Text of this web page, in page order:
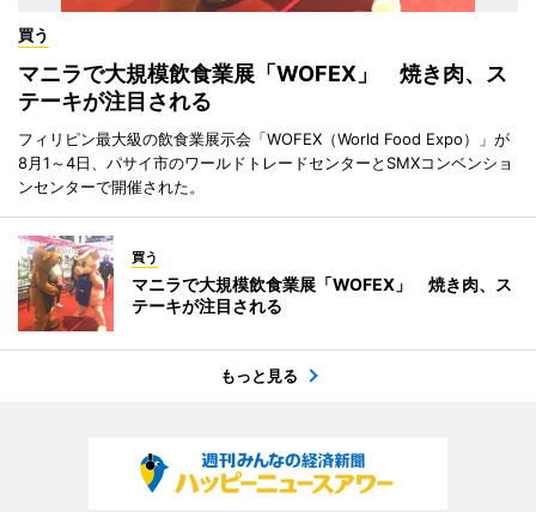
買う
マニラで大規模飲食業展「WOFEX」 焼き肉、ス
テーキが注目される
フィリピン最大級の飲食業展示会「WOFEX（World Food Expo）」が
8月1～4日、パサイ市のワールドトレードセンターとSMXコンベンショ
ンセンターで開催された。
買う
マニラで大規模飲食業展「WOFEX」 焼き肉、ス
テーキが注目される
もっと見る